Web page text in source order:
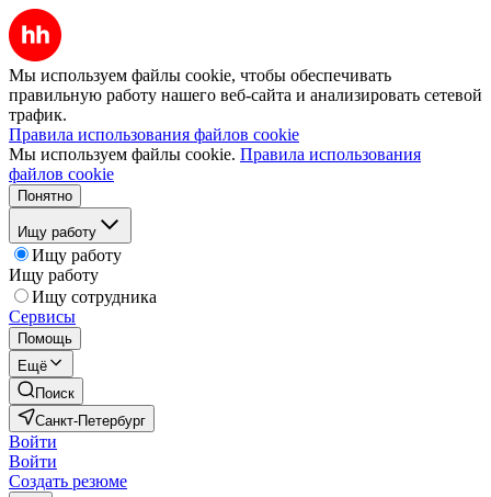
Мы используем файлы cookie, чтобы обеспечивать
правильную работу нашего веб-сайта и анализировать сетевой
трафик.
Правила использования файлов cookie
Мы используем файлы cookie. Правила использования
файлов cookie
Понятно
Ищу работу
Ищу работу
Ищу работу
Ищу сотрудника
Сервисы
Помощь
Ещё
Поиск
Санкт-Петербург
Войти
Войти
Создать резюме